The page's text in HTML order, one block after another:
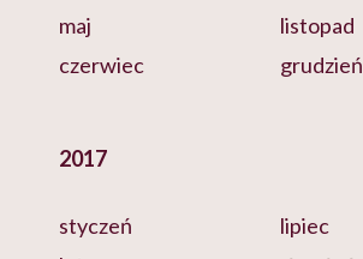
maj
czerwiec
listopad
grudzień
2017
styczeń
lipiec